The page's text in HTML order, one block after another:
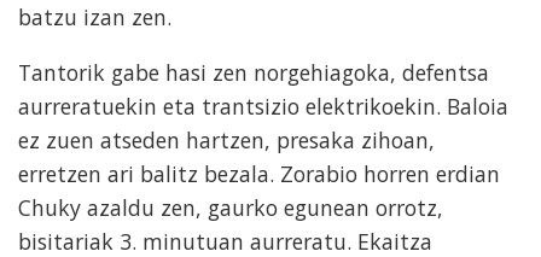
batzu izan zen.
Tantorik gabe hasi zen norgehiagoka, defentsa
aurreratuekin eta trantsizio elektrikoekin. Baloia
ez zuen atseden hartzen, presaka zihoan,
erretzen ari balitz bezala. Zorabio horren erdian
Chuky azaldu zen, gaurko egunean orrotz,
bisitariak 3. minutuan aurreratu. Ekaitza